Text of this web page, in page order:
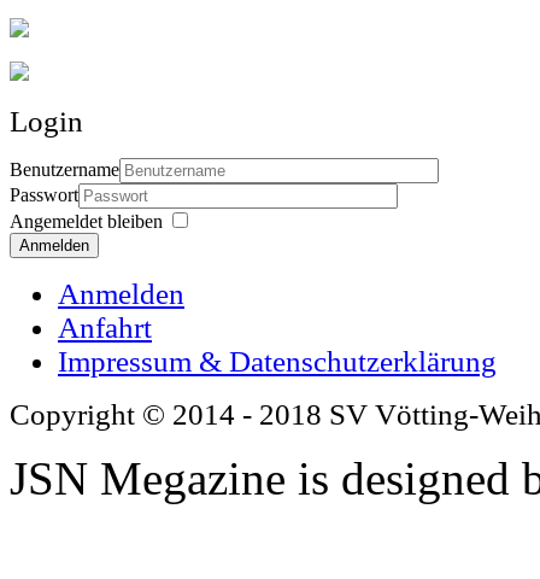
Login
Benutzername
Passwort
Angemeldet bleiben
Anmelden
Anmelden
Anfahrt
Impressum & Datenschutzerklärung
Copyright © 2014 - 2018 SV Vötting-
JSN Megazine is designed